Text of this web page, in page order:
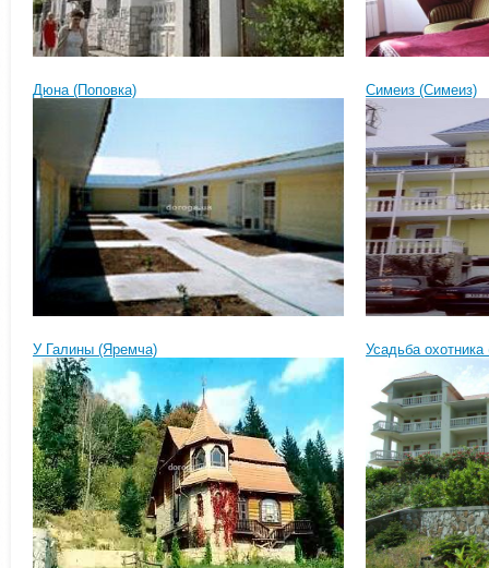
Дюна (Поповка) Симеиз (Симеиз)
У Галины (Яремча) Усадьба